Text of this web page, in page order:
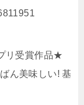
リ受賞作品★
ん美味しい! 基